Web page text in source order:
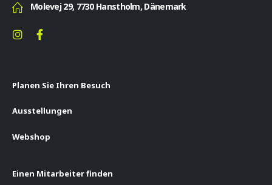
Molevej 29, 7730 Hanstholm, Dänemark
Planen Sie Ihren Besuch
Ausstellungen
Webshop
Einen Mitarbeiter finden